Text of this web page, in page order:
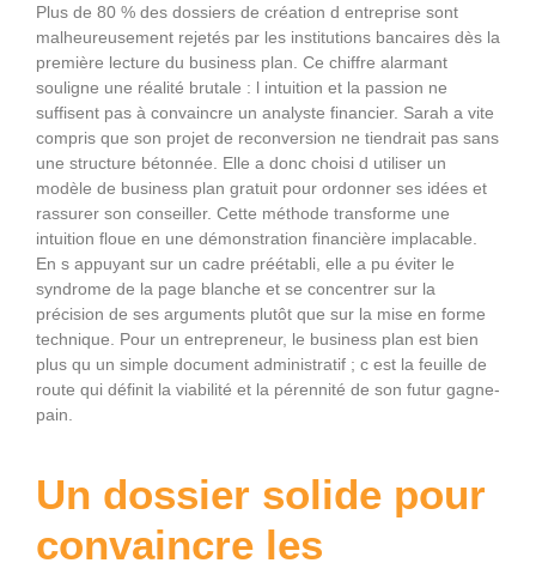
Plus de 80 % des dossiers de création d entreprise sont
malheureusement rejetés par les institutions bancaires dès la
première lecture du business plan. Ce chiffre alarmant
souligne une réalité brutale : l intuition et la passion ne
suffisent pas à convaincre un analyste financier. Sarah a vite
compris que son projet de reconversion ne tiendrait pas sans
une structure bétonnée. Elle a donc choisi d utiliser un
modèle de business plan gratuit pour ordonner ses idées et
rassurer son conseiller. Cette méthode transforme une
intuition floue en une démonstration financière implacable.
En s appuyant sur un cadre préétabli, elle a pu éviter le
syndrome de la page blanche et se concentrer sur la
précision de ses arguments plutôt que sur la mise en forme
technique. Pour un entrepreneur, le business plan est bien
plus qu un simple document administratif ; c est la feuille de
route qui définit la viabilité et la pérennité de son futur gagne-
pain.
Un dossier solide pour
convaincre les